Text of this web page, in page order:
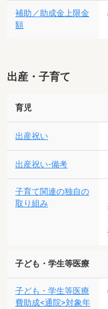
補助／助成金上限金
額
出産・子育て
育児
出産祝い
出産祝い-備考
子育て関連の独自の
取り組み
子ども・学生等医療
子ども・学生等医療
費助成<通院>対象年